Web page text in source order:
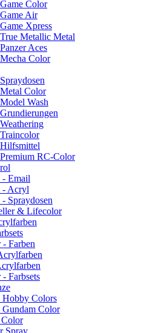
Color
Air
Xpress
Metallic Metal
Aces
Color
Color
Wash
RC-Color
Email
- Acryl
Spraydosen
& Lifecolor
Farben
Farbsets
Hobby Colors
Gundam Color
Spray